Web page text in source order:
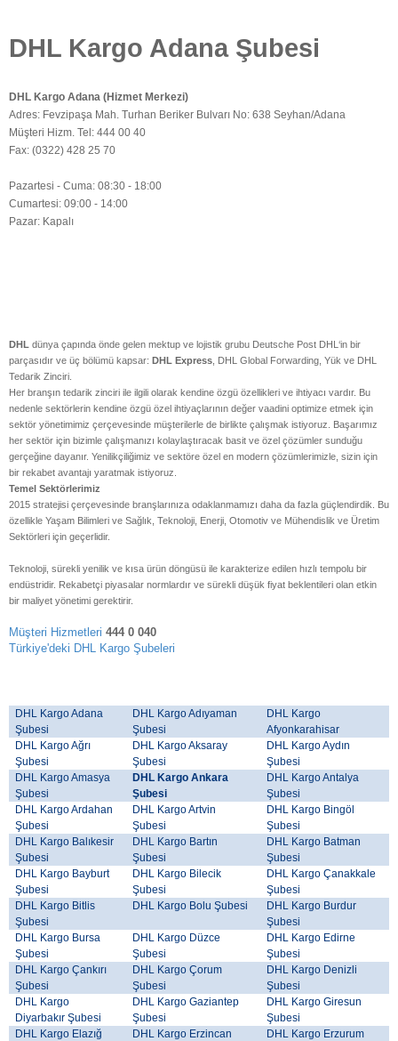
DHL Kargo Adana Şubesi
DHL Kargo Adana (Hizmet Merkezi)
Adres: Fevzipaşa Mah. Turhan Beriker Bulvarı No: 638 Seyhan/Adana
Müşteri Hizm. Tel: 444 00 40
Fax: (0322) 428 25 70
Pazartesi - Cuma: 08:30 - 18:00
Cumartesi: 09:00 - 14:00
Pazar: Kapalı
DHL dünya çapında önde gelen mektup ve lojistik grubu Deutsche Post DHL‘in bir
parçasıdır ve üç bölümü kapsar: DHL Express , DHL Global Forwarding, Yük ve DHL
Tedarik Zinciri.
Her branşın tedarik zinciri ile ilgili olarak kendine özgü özellikleri ve ihtiyacı vardır. Bu
nedenle sektörlerin kendine özgü özel ihtiyaçlarının değer vaadini optimize etmek için
sektör yönetimimiz çerçevesinde müşterilerle de birlikte çalışmak istiyoruz. Başarımız
her sektör için bizimle çalışmanızı kolaylaştıracak basit ve özel çözümler sunduğu
gerçeğine dayanır. Yenilikçiliğimiz ve sektöre özel en modern çözümlerimizle, sizin için
bir rekabet avantajı yaratmak istiyoruz.
Temel Sektörlerimiz
2015 stratejisi çerçevesinde branşlarınıza odaklanmamızı daha da fazla güçlendirdik. Bu
özellikle Yaşam Bilimleri ve Sağlık, Teknoloji, Enerji, Otomotiv ve Mühendislik ve Üretim
Sektörleri için geçerlidir.
Teknoloji, sürekli yenilik ve kısa ürün döngüsü ile karakterize edilen hızlı tempolu bir
endüstridir. Rekabetçi piyasalar normlardır ve sürekli düşük fiyat beklentileri olan etkin
bir maliyet yönetimi gerektirir.
Müşteri Hizmetleri 444 0 040
Türkiye'deki DHL Kargo Şubeleri
DHL Kargo Adana
Şubesi
DHL Kargo Adıyaman
Şubesi
DHL Kargo
Afyonkarahisar
DHL Kargo Ağrı
Şubesi
DHL Kargo Aksaray
Şubesi
DHL Kargo Aydın
Şubesi
DHL Kargo Amasya
Şubesi
DHL Kargo Ankara
Şubesi
DHL Kargo Antalya
Şubesi
DHL Kargo Ardahan
Şubesi
DHL Kargo Artvin
Şubesi
DHL Kargo Bingöl
Şubesi
DHL Kargo Balıkesir
Şubesi
DHL Kargo Bartın
Şubesi
DHL Kargo Batman
Şubesi
DHL Kargo Bayburt
Şubesi
DHL Kargo Bilecik
Şubesi
DHL Kargo Çanakkale
Şubesi
DHL Kargo Bitlis
Şubesi
DHL Kargo Bolu Şubesi
DHL Kargo Burdur
Şubesi
DHL Kargo Bursa
Şubesi
DHL Kargo Düzce
Şubesi
DHL Kargo Edirne
Şubesi
DHL Kargo Çankırı
Şubesi
DHL Kargo Çorum
Şubesi
DHL Kargo Denizli
Şubesi
DHL Kargo
Diyarbakır Şubesi
DHL Kargo Gaziantep
Şubesi
DHL Kargo Giresun
Şubesi
DHL Kargo Elazığ
DHL Kargo Erzincan
DHL Kargo Erzurum